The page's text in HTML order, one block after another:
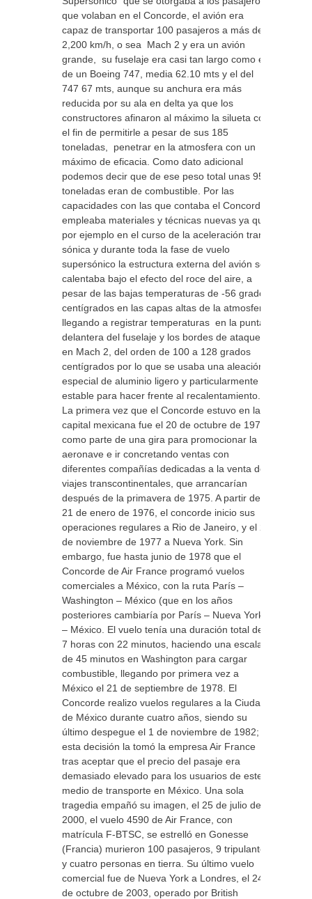
que volaban en el Concorde, el avión era
capaz de transportar 100 pasajeros a más de
2,200 km/h, o sea Mach 2 y era un avión
grande, su fuselaje era casi tan largo como el
de un Boeing 747, media 62.10 mts y el del
747 67 mts, aunque su anchura era más
reducida por su ala en delta ya que los
constructores afinaron al máximo la silueta con
el fin de permitirle a pesar de sus 185
toneladas, penetrar en la atmosfera con un
máximo de eficacia. Como dato adicional
podemos decir que de ese peso total unas 95
toneladas eran de combustible. Por las
capacidades con las que contaba el Concorde
empleaba materiales y técnicas nuevas ya que
por ejemplo en el curso de la aceleración trans
sónica y durante toda la fase de vuelo
supersónico la estructura externa del avión se
calentaba bajo el efecto del roce del aire, a
pesar de las bajas temperaturas de -56 grados
centígrados en las capas altas de la atmosfera,
llegando a registrar temperaturas en la punta
delantera del fuselaje y los bordes de ataque
en Mach 2, del orden de 100 a 128 grados
centígrados por lo que se usaba una aleación
especial de aluminio ligero y particularmente
estable para hacer frente al recalentamiento.
La primera vez que el Concorde estuvo en la
capital mexicana fue el 20 de octubre de 1974,
como parte de una gira para promocionar la
aeronave e ir concretando ventas con
diferentes compañías dedicadas a la venta de
viajes transcontinentales, que arrancarían
después de la primavera de 1975. A partir del
21 de enero de 1976, el concorde inicio sus
operaciones regulares a Rio de Janeiro, y el 22
de noviembre de 1977 a Nueva York. Sin
embargo, fue hasta junio de 1978 que el
Concorde de Air France programó vuelos
comerciales a México, con la ruta París –
Washington – México (que en los años
posteriores cambiaría por París – Nueva York
– México. El vuelo tenía una duración total de
7 horas con 22 minutos, haciendo una escala
de 45 minutos en Washington para cargar
combustible, llegando por primera vez a
México el 21 de septiembre de 1978. El
Concorde realizo vuelos regulares a la Ciudad
de México durante cuatro años, siendo su
último despegue el 1 de noviembre de 1982;
esta decisión la tomó la empresa Air France
tras aceptar que el precio del pasaje era
demasiado elevado para los usuarios de este
medio de transporte en México. Una sola
tragedia empañó su imagen, el 25 de julio de
2000, el vuelo 4590 de Air France, con
matrícula F-BTSC, se estrelló en Gonesse
(Francia) murieron 100 pasajeros, 9 tripulantes
y cuatro personas en tierra. Su último vuelo
comercial fue de Nueva York a Londres, el 24
de octubre de 2003, operado por British